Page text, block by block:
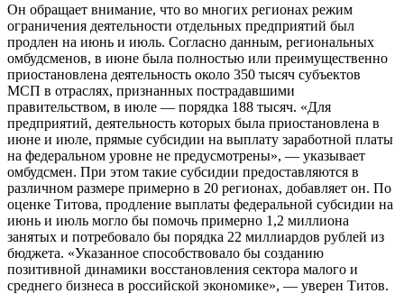
Он обращает внимание, что во многих регионах режим
ограничения деятельности отдельных предприятий был
продлен на июнь и июль. Согласно данным, региональных
омбудсменов, в июне была полностью или преимущественно
приостановлена деятельность около 350 тысяч субъектов
МСП в отраслях, признанных пострадавшими
правительством, в июле — порядка 188 тысяч. «Для
предприятий, деятельность которых была приостановлена в
июне и июле, прямые субсидии на выплату заработной платы
на федеральном уровне не предусмотрены», — указывает
омбудсмен. При этом такие субсидии предоставляются в
различном размере примерно в 20 регионах, добавляет он. По
оценке Титова, продление выплаты федеральной субсидии на
июнь и июль могло бы помочь примерно 1,2 миллиона
занятых и потребовало бы порядка 22 миллиардов рублей из
бюджета. «Указанное способствовало бы созданию
позитивной динамики восстановления сектора малого и
среднего бизнеса в российской экономике», — уверен Титов.